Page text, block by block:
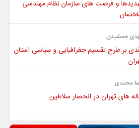
و فرصت های سازمان نظام مهندسی
جمشیدی
بر طرح تقسیم جغرافیایی و سیاسی استان
محمدی
های تهران در انحصار سلاطین